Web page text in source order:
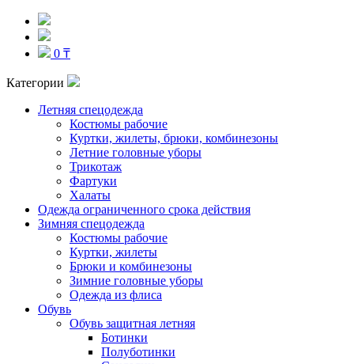
0 ₸
Категории
Летняя спецодежда
Костюмы рабочие
Куртки, жилеты, брюки, комбинезоны
Летние головные уборы
Трикотаж
Фартуки
Халаты
Одежда ограниченного срока действия
Зимняя спецодежда
Костюмы рабочие
Куртки, жилеты
Брюки и комбинезоны
Зимние головные уборы
Одежда из флиса
Обувь
Обувь защитная летняя
Ботинки
Полуботинки